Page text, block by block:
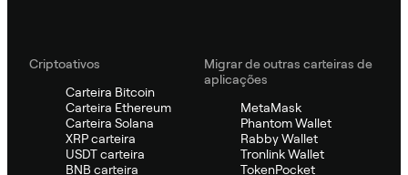
Criptoativos
Carteira Bitcoin
Carteira Ethereum
Carteira Solana
XRP carteira
USDT carteira
BNB carteira
Migrar de outras carteiras de
aplicações
MetaMask
Phantom Wallet
Rabby Wallet
Tronlink Wallet
TokenPocket